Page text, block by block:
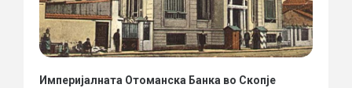
Империјалната Отоманска Банка во Скопје